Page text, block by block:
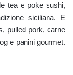
tea e poke sushi,
siciliana. E
pulled pork, carne
e panini gourmet.